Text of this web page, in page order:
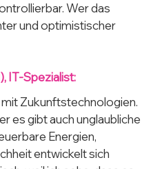
Wer das
und optimistischer
IT-Spezialist:
Zukunftstechnologien.
es gibt auch unglaubliche
Energien,
entwickelt sich